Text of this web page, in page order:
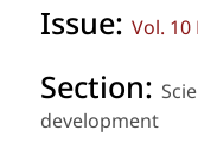
Issue: Vol. 10
Section:
development